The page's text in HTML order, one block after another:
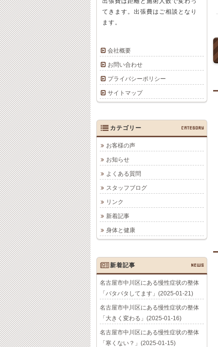
てきます。出張費はご相談となり
ます。
会社概要
お問い合わせ
プライバシーポリシー
サイトマップ
カテゴリー CATEGORY
お客様の声
お知らせ
よくある質問
スタッフブログ
リンク
新着記事
身体と健康
新着記事 NEWS
名古屋市中川区にある慢性症状の整体
「バタバタしてます」(2025-01-21)
名古屋市中川区にある慢性症状の整体
「大きく変わる」(2025-01-16)
名古屋市中川区にある慢性症状の整体
「寒くない？」(2025-01-15)